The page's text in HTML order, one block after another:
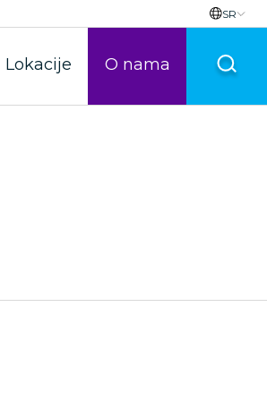
SR
Lokacije O nama